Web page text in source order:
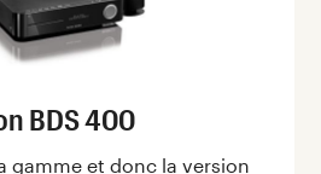
BDS 400
gamme et donc la version